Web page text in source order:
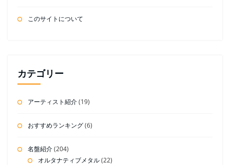
このサイトについて
カテゴリー
アーティスト紹介(19)
おすすめランキング(6)
名盤紹介(204)
オルタナティブメタル(22)